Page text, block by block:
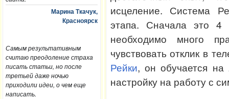
Марина Ткачук,
Красноярск
Самым результативным
считаю преодоление страха
писать статьи, но после
третьей даже ночью
приходили идеи, о чем еще
написать.
исцеление. Система
этапа. Сначала это 4
необходимо много
чувствовать отклик в
Рейки, он обучается на
настройку на работу с